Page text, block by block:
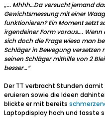
„... Mhhh…Da versucht jemand
Gewichtsmessung mit einer
funktionieren? Ein Moment setzt
irgendeiner Form voraus….
sich doch die Frage wieso man
Schläger in Bewegung versetzen
seinen Schläger mithilfe von 2
besser…“
Der TT verbracht Stunden
eruieren sowie die Ideen
blickte er mit bereits
Laptopdisplay hoch und fasste